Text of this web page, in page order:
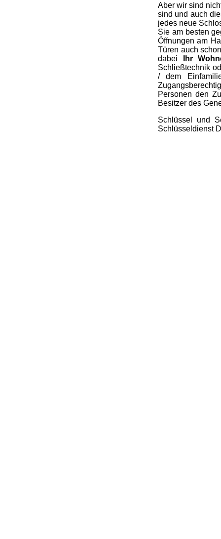
Aber wir sind
sind und auch
jedes neue
Sie am besten
Öffnungen am
Türen auch
dabei
Ihr
Schließtechnik
/ dem
Personen den
Besitzer des
Schlüssel und
Schlüsseldienst